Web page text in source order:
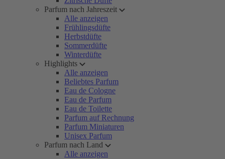
Parfum nach Jahreszeit
Alle anzeigen
Frühlingsdüfte
Herbstdüfte
Sommerdüfte
Winterdüfte
Highlights
Alle anzeigen
Beliebtes Parfum
Eau de Cologne
Eau de Parfum
Eau de Toilette
Parfum auf Rechnung
Parfum Miniaturen
Unisex Parfum
Parfum nach Land
Alle anzeigen